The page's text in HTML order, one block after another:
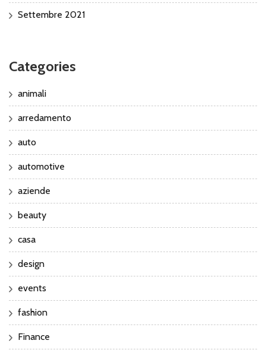
Settembre 2021
Categories
animali
arredamento
auto
automotive
aziende
beauty
casa
design
events
fashion
Finance